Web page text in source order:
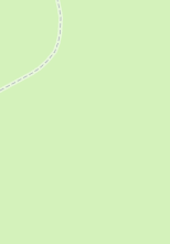
Открыть в Картах